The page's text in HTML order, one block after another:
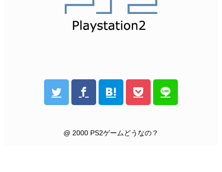
@ 2000 PS2ゲームどうなの？